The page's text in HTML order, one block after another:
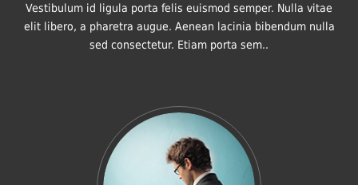
Vestibulum id ligula porta felis euismod semper. Nulla vitae
elit libero, a pharetra augue. Aenean lacinia bibendum nulla
sed consectetur. Etiam porta sem..